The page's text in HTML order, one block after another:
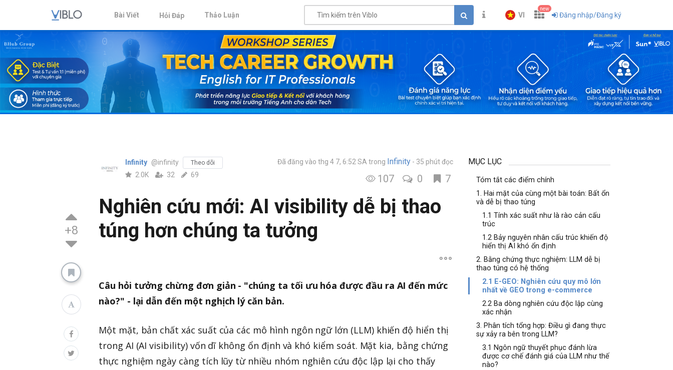
Bài Viết Hỏi Đáp Thảo Luận VI
new
Đăng nhập/Đăng ký
+8
Infinity @infinity Theo dõi
2.0K 32 69
Đã đăng vào thg 4 7, 6:52 SAtrong Infinity 35 phút đọc
107 0 7
Nghiên cứu mới: AI visibility dễ bị thao
túng hơn chúng ta tưởng
Câu hỏi tưởng chừng đơn giản - "chúng ta tối ưu hóa được đầu ra AI đến mức
nào?" - lại dẫn đến một nghịch lý căn bản.
Một mặt, bản chất xác suất của các mô hình ngôn ngữ lớn (LLM) khiến độ hiển thị
trong AI (AI visibility) vốn dĩ không ổn định và khó kiểm soát. Mặt kia, bằng chứng
thực nghiệm ngày càng tích lũy từ nhiều nhóm nghiên cứu độc lập lại cho thấy
MỤC LỤC
Tóm tắt các điểm chính
1. Hai mặt của cùng một bài toán: Bất ổn
và dễ bị thao túng
1.1 Tính xác suất như là rào cản cấu
trúc
1.2 Bảy nguyên nhân cấu trúc khiến độ
hiển thị AI khó ổn định
2. Bằng chứng thực nghiệm: LLM dễ bị
thao túng có hệ thống
2.1 E-GEO: Nghiên cứu quy mô lớn
nhất về GEO trong e-commerce
2.2 Ba dòng nghiên cứu độc lập cùng
xác nhận
3. Phân tích tổng hợp: Điều gì đang thực
sự xảy ra bên trong LLM?
3.1 Ngôn ngữ thuyết phục đánh lừa
được cơ chế đánh giá của LLM như thế
nào?